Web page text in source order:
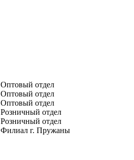
Оптовый отдел
Оптовый отдел
Оптовый отдел
Розничный отдел
Розничный отдел
Филиал г. Пружаны